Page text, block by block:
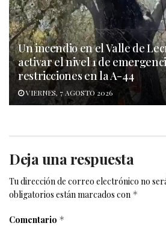
Un incendio en el Valle de
activar el nivel 1 de
restricciones en la A-44
VIERNES, 7 AGOSTO 2026
Deja una respuesta
Tu dirección de correo electrónico no
obligatorios están marcados con *
Comentario *